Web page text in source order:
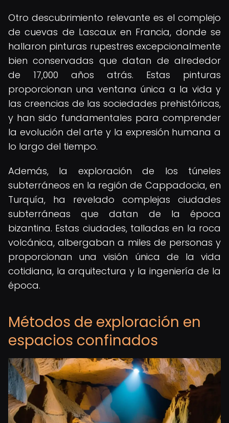
Otro descubrimiento relevante es el complejo
de cuevas de Lascaux en Francia, donde se
hallaron pinturas rupestres excepcionalmente
bien conservadas que datan de alrededor
de 17,000 años atrás. Estas pinturas
proporcionan una ventana única a la vida y
las creencias de las sociedades prehistóricas,
y han sido fundamentales para comprender
la evolución del arte y la expresión humana a
lo largo del tiempo.
Además, la exploración de los túneles
subterráneos en la región de Cappadocia, en
Turquía, ha revelado complejas ciudades
subterráneas que datan de la época
bizantina. Estas ciudades, talladas en la roca
volcánica, albergaban a miles de personas y
proporcionan una visión única de la vida
cotidiana, la arquitectura y la ingeniería de la
época.
Métodos de exploración en
espacios confinados